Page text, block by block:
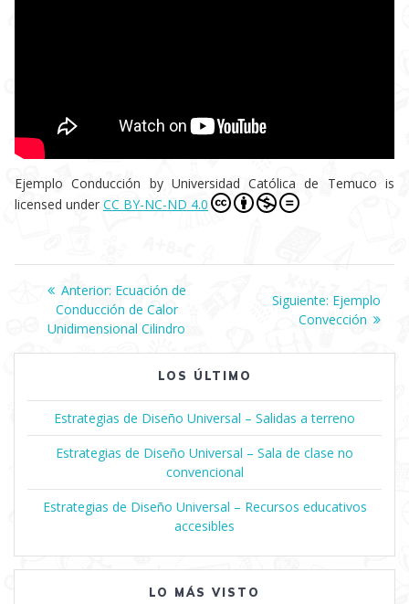
Ejemplo Conducción by Universidad Católica de Temuco is
licensed under CC BY-NC-ND 4.0
Navegación
Anterior: Entrada
anterior:
Ecuación de
Conducción de Calor
Unidimensional Cilindro
Siguiente: Siguiente
entrada:
Ejemplo
Convección
LOS ÚLTIMO
Estrategias de Diseño Universal – Salidas a terreno
Estrategias de Diseño Universal – Sala de clase no
convencional
Estrategias de Diseño Universal – Recursos educativos
accesibles
LO MÁS VISTO